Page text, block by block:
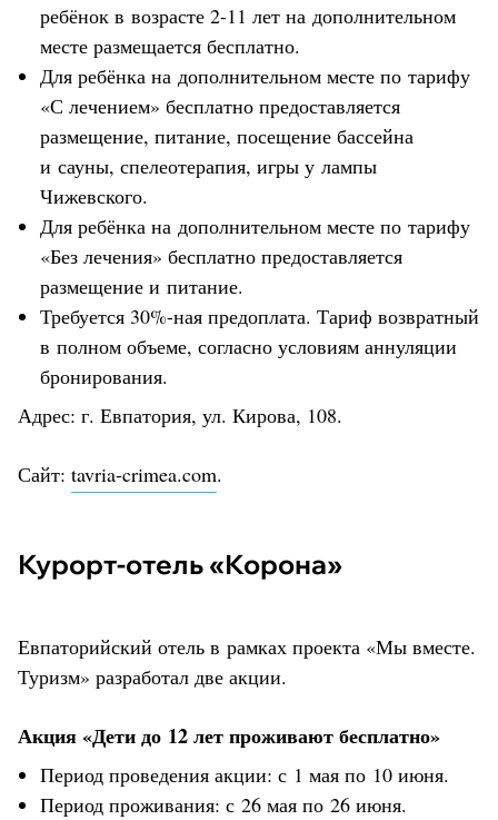
ребёнок в возрасте 2-11 лет на дополнительном
месте размещается бесплатно.
Для ребёнка на дополнительном месте по тарифу
«С лечением» бесплатно предоставляется
размещение, питание, посещение бассейна
и сауны, спелеотерапия, игры у лампы
Чижевского.
Для ребёнка на дополнительном месте по тарифу
«Без лечения» бесплатно предоставляется
размещение и питание.
Требуется 30%-ная предоплата. Тариф возвратный
в полном объеме, согласно условиям аннуляции
бронирования.
Адрес: г. Евпатория, ул. Кирова, 108.
Сайт: tavria-crimea.com.
Курорт-отель «Корона»
Евпаторийский отель в рамках проекта «Мы вместе.
Туризм» разработал две акции.
Акция «Дети до 12 лет проживают бесплатно»
Период проведения акции: с 1 мая по 10 июня.
Период проживания: с 26 мая по 26 июня.